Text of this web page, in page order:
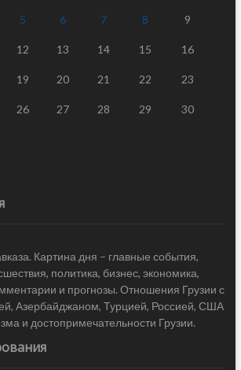
5 6 7 8 9
12 13 14 15 16
19 20 21 22 23
26 27 28 29 30
Картина дня – главные события,
политика, бизнес, экономика,
и прогнозы. Отношения Грузии с
Азербайджаном, Турцией, Россией, США
и достопримечательности Грузии.